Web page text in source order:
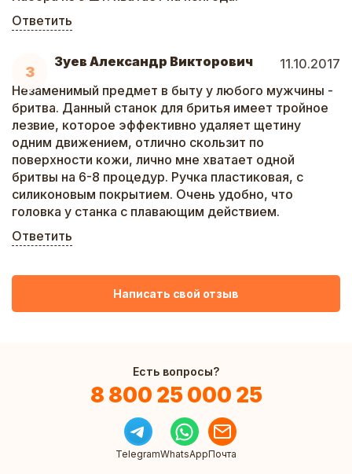
Ответить
З
Зуев Александр Викторович
11.10.2017
Незаменимый предмет в быту у любого мужчины -
бритва. Данный станок для бритья имеет тройное
лезвие, которое эффективно удаляет щетину
одним движением, отлично скользит по
поверхности кожи, лично мне хватает одной
бритвы на 6-8 процедур. Ручка пластиковая, с
силиконовым покрытием. Очень удобно, что
головка у станка с плавающим действием.
Ответить
Написать свой отзыв
Есть вопросы?
8 800 25 000 25
TelegramWhatsAppПочта